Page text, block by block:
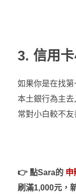
3. 信用卡
如果你是在找
本土銀行為主
常對小白較不友
👉 點Sara的 申
刷滿1,000元，